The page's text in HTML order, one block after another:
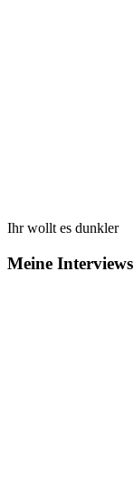
Ihr wollt es dunkler
Meine Interviews